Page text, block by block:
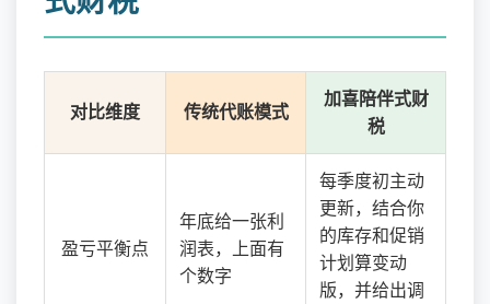
对比维度 传统代账模式
加喜陪伴式财
税
盈亏平衡点
年底给一张利
润表，上面有
个数字
每季度初主动
更新，结合你
的库存和促销
计划算变动
版，并给出调